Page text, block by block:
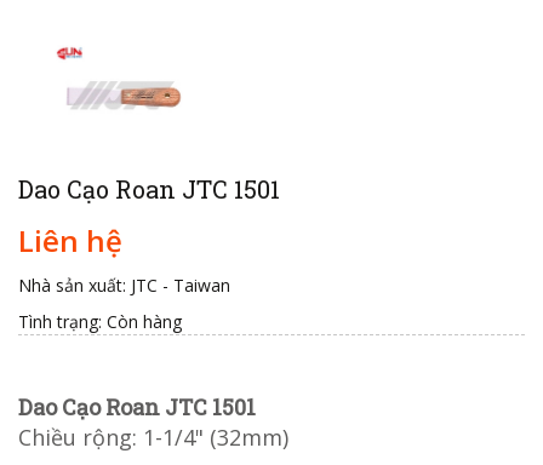
Dao Cạo Roan JTC 1501
Liên hệ
Nhà sản xuất: JTC - Taiwan
Tình trạng: Còn hàng
Dao Cạo Roan JTC 1501
Chiều rộng: 1-1/4" (32mm)